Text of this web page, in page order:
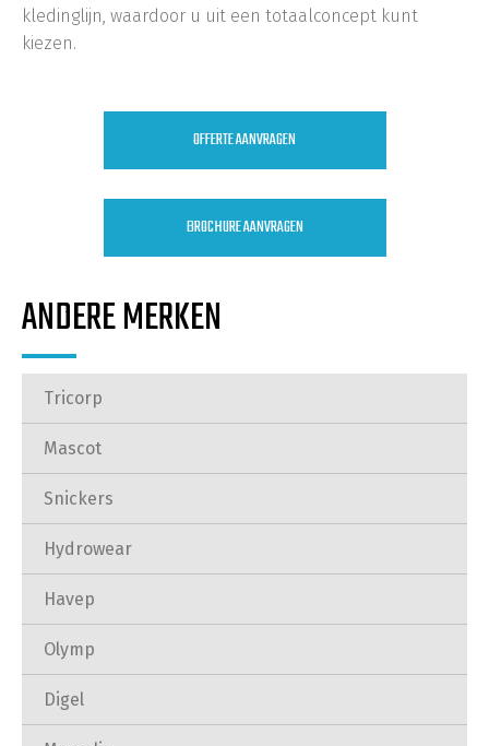
kledinglijn, waardoor u uit een totaalconcept kunt
kiezen.
OFFERTE AANVRAGEN
BROCHURE AANVRAGEN
ANDERE MERKEN
Tricorp
Mascot
Snickers
Hydrowear
Havep
Olymp
Digel